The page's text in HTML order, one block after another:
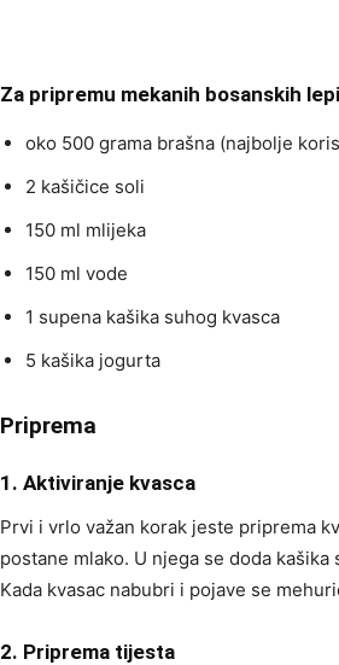
Za pripremu mekanih bosanskih
oko 500 grama brašna (najbolje
2 kašičice soli
150 ml mlijeka
150 ml vode
1 supena kašika suhog kvasca
5 kašika jogurta
Priprema
1. Aktiviranje kvasca
Prvi i vrlo važan korak jeste priprema
postane mlako. U njega se doda
Kada kvasac nabubri i pojave se
2. Priprema tijesta